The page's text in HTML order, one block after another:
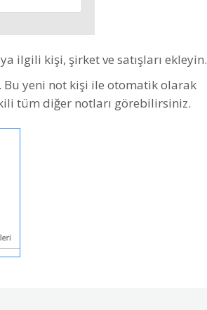
ilgili kişi, şirket ve satışları ekleyin.
Bu yeni not kişi ile otomatik olarak
tüm diğer notları görebilirsiniz.